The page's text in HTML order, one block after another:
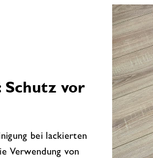
Schutz vor
bei lackierten
Verwendung von